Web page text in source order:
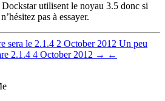
utilisent le noyau 3.5 donc si
pas à essayer.
sera le 2.1.4 2 October 2012 Un peu
2.1.4 4 October 2012 → ←